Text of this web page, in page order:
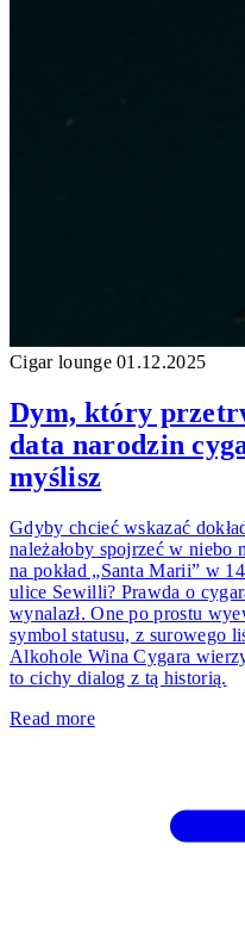
Cigar lounge 01.12.2025
Dym, który
data narodzin
myślisz
Gdyby chcieć wskazać
należałoby spojrzeć w niebo
na pokład „Santa Marii” w
ulice Sewilli? Prawda o
wynalazł. One po prostu
symbol statusu, z surowego
Alkohole Wina Cygara
to cichy dialog z tą historią.
Read more